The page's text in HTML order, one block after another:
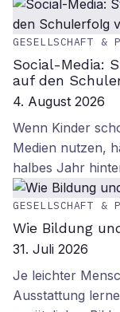
GESELLSCHAFT &
Social-Media:
auf den
4. August 2026
Wenn Kinder
Medien nutzen,
halbes Jahr
GESELLSCHAFT &
Wie Bildung
31. Juli 2026
Je leichter
Ausstattung